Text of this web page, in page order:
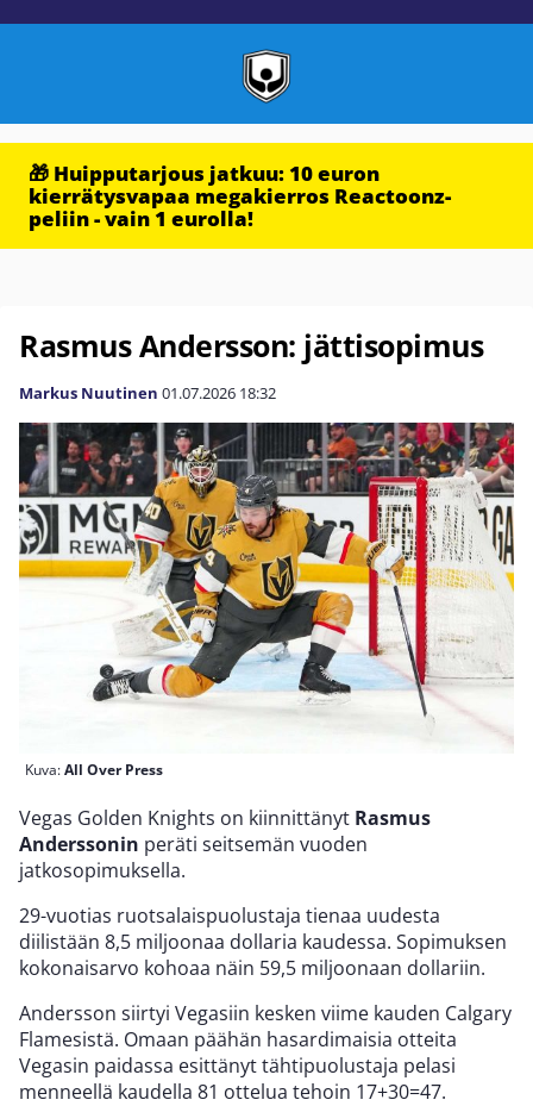
🎁 Huipputarjous jatkuu: 10 euron
kierrätysvapaa megakierros Reactoonz-
peliin - vain 1 eurolla!
Rasmus Andersson: jättisopimus
Markus Nuutinen 01.07.2026 18:32
Kuva:All Over Press
Vegas Golden Knights on kiinnittänyt Rasmus
Anderssonin peräti seitsemän vuoden
jatkosopimuksella.
29-vuotias ruotsalaispuolustaja tienaa uudesta
diilistään 8,5 miljoonaa dollaria kaudessa. Sopimuksen
kokonaisarvo kohoaa näin 59,5 miljoonaan dollariin.
Andersson siirtyi Vegasiin kesken viime kauden Calgary
Flamesistä. Omaan päähän hasardimaisia otteita
Vegasin paidassa esittänyt tähtipuolustaja pelasi
menneellä kaudella 81 ottelua tehoin 17+30=47.